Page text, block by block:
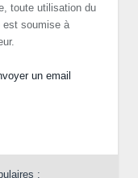
toute utilisation du
soumise à
un email
: